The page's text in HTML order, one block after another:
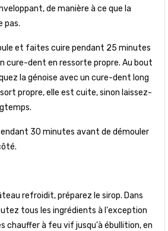
de manière à ce que la
pas.
et faites cuire pendant 25 minutes
cure-dent en ressorte propre. Au bout
la génoise avec un cure-dent long
propre, elle est cuite, sinon laissez-
30 minutes avant de démouler
refroidit, préparez le sirop. Dans
tous les ingrédients à l'exception
chauffer à feu vif jusqu'à ébullition, en